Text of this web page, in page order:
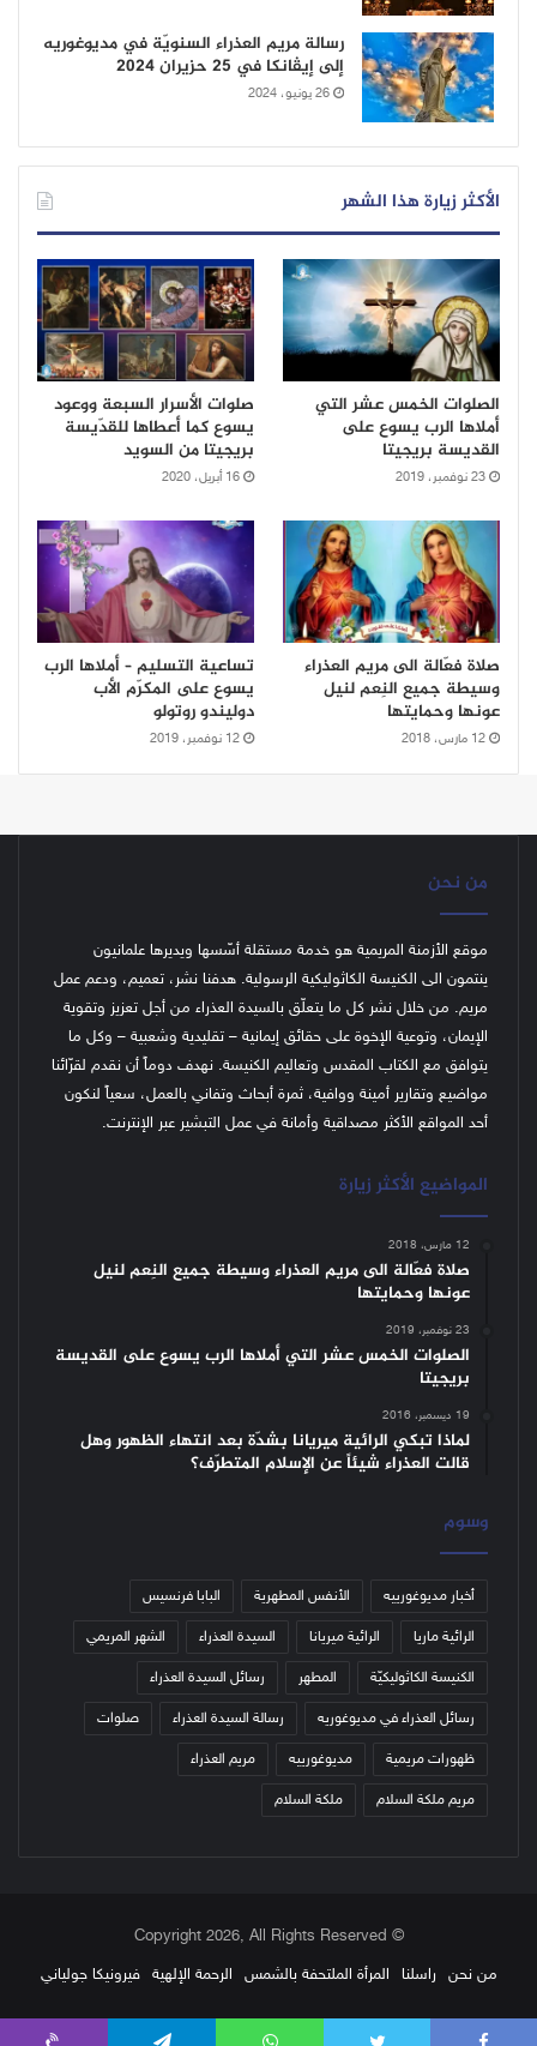
رسالة مريم العذراء السنويّة في مديوغوريه
إلى إيڤانكا في 25 حزيران 2024
26 يونيو، 2024
الأكثر زيارة هذا الشهر
الصلوات الخمس عشر التي
أملاها الرب يسوع على
القديسة بريجيتا
23 نوفمبر، 2019
صلوات الأسرار السبعة ووعود
يسوع كما أعطاها للقدّيسة
بريجيتا من السويد
16 أبريل، 2020
صلاة فعّالة الى مريم العذراء
وسيطة جميع النِعم لنيل
عونها وحمايتها
12 مارس، 2018
تساعية التسليم – أملاها الرب
يسوع على المكرّم الأب
دوليندو روتولو
12 نوفمبر، 2019
من نحن
موقع الأزمنة المريمية هو خدمة مستقلة أسّسها ويديرها علمانيون
ينتمون الى الكنيسة الكاثوليكية الرسولية. هدفنا نشر، تعميم، ودعم عمل
مريم. من خلال نشر كل ما يتعلّق بالسيدة العذراء من أجل تعزيز وتقوية
الإيمان، وتوعية الإخوة على حقائق إيمانية – تقليدية وشعبية – وكل ما
يتوافق مع الكتاب المقدس وتعاليم الكنيسة. نهدف دوماً أن نقدم لقرّائنا
مواضيع وتقارير أمينة ووافية، ثمرة أبحاث وتفاني بالعمل، سعياً لنكون
أحد المواقع الأكثر مصداقية وأمانة في عمل التبشير عبر الإنترنت.
المواضيع الأكثر زيارة
12 مارس، 2018
صلاة فعّالة الى مريم العذراء وسيطة جميع النِعم لنيل
عونها وحمايتها
23 نوفمبر، 2019
الصلوات الخمس عشر التي أملاها الرب يسوع على القديسة
بريجيتا
19 ديسمبر، 2016
لماذا تبكي الرائية ميريانا بشدّة بعد انتهاء الظهور وهل
قالت العذراء شيئاً عن الإسلام المتطرّف؟
وسوم
أخبار مديوغورييه الأنفس المطهرية البابا فرنسيس
الرائية ماريا الرائية ميريانا السيدة العذراء الشهر المريمي
الكنيسة الكاثوليكيّة المطهر رسائل السيدة العذراء
رسائل العذراء في مديوغوريه رسالة السيدة العذراء صلوات
ظهورات مريمية مديوغورييه مريم العذراء
مريم ملكة السلام ملكة السلام
© Copyright 2026, All Rights Reserved
من نحن
راسلنا المرأة الملتحفة بالشمس الرحمة الإلهية فيرونيكا جولياني